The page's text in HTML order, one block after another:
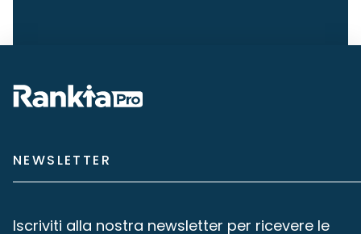
NEWSLETTER
Iscriviti alla nostra newsletter per ricevere le